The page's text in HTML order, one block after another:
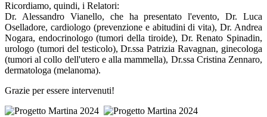
Ricordiamo, quindi, i Relatori:
Dr. Alessandro Vianello, che ha presentato l'evento, Dr. Luca
Oselladore, cardiologo (prevenzione e abitudini di vita), Dr. Andrea
Nogara, endocrinologo (tumori della tiroide), Dr. Renato Spinadin,
urologo (tumori del testicolo), Dr.ssa Patrizia Ravagnan, ginecologa
(tumori al collo dell'utero e alla mammella), Dr.ssa Cristina Zennaro,
dermatologa (melanoma).
Grazie per essere intervenuti!